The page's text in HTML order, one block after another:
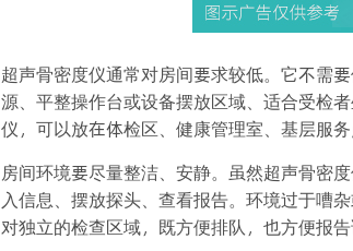
超声骨密度仪通常对房间要求较低。它不需
源、平整操作台或设备摆放区域、适合受检
仪，可以放在体检区、健康管理室、基层服
房间环境要尽量整洁、安静。虽然超声骨密
入信息、摆放探头、查看报告。环境过于嘈
对独立的检查区域，既方便排队，也方便报告